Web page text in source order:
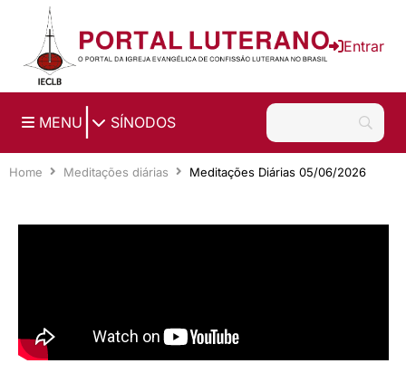
Ir para o conteúdo principal
Entrar
MENU SÍNODOS
Home Meditações diárias Meditações Diárias 05/06/2026